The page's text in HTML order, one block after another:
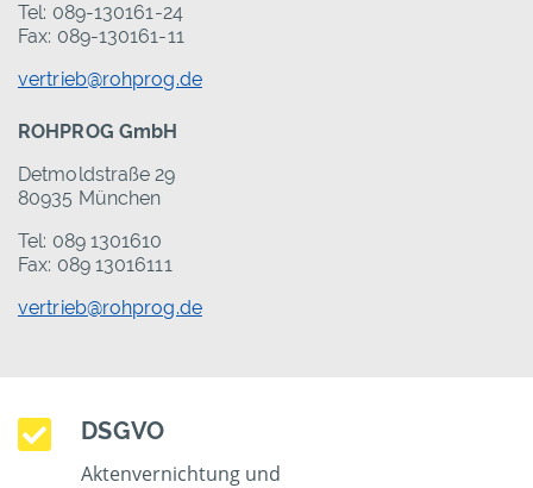
Tel: 089-130161-24
Fax: 089-130161-11
vertrieb@rohprog.de
ROHPROG GmbH
Detmoldstraße 29
80935 München
Tel: 089 1301610
Fax: 089 13016111
vertrieb@rohprog.de
DSGVO
Aktenvernichtung und